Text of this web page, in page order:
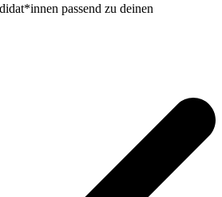
passend zu deinen